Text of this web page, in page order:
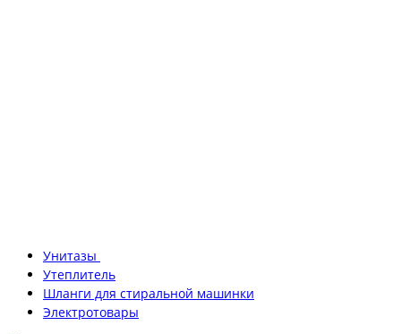
Унитазы
Утеплитель
Шланги для стиральной машинки
Электротовары